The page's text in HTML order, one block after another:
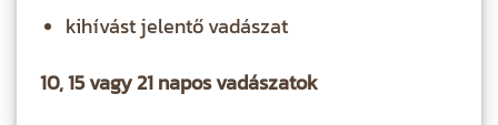
kihívást jelentő vadászat
10, 15 vagy 21 napos vadászatok